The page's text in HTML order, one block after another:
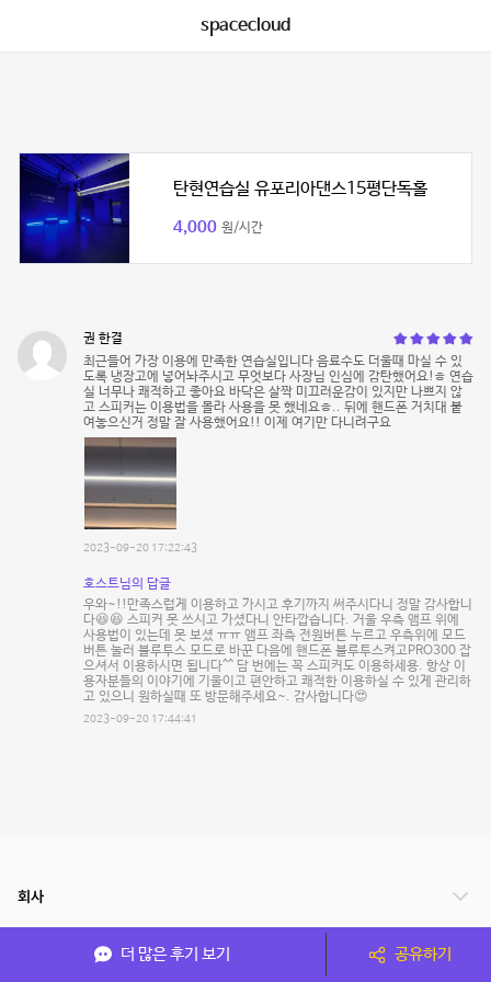
spacecloud
탄현연습실 유포리아댄스15평단독홀
4,000 원/시간
권 한결
최근들어 가장 이용에 만족한 연습실입니다 음료수도 더울때 마실 수 있
도록 냉장고에 넣어놔주시고 무엇보다 사장님 인심에 감탄했어요!ㅎ 연습
실 너무나 쾌적하고 좋아요 바닥은 살짝 미끄러운감이 있지만 나쁘지 않
고 스피커는 이용법을 몰라 사용을 못 했네요ㅎ.. 뒤에 핸드폰 거치대 붙
여놓으신거 정말 잘 사용했어요!! 이제 여기만 다니려구요
2023-09-20 17:22:43
호스트님의 답글
우와~!!만족스럽게 이용하고 가시고 후기까지 써주시다니 정말 감사합니
다😆😆 스피커 못 쓰시고 가셨다니 안타깝습니다. 거울 우측 앰프 위에
사용법이 있는데 못 보셨 ㅠㅠ 앰프 좌측 전원버튼 누르고 우측위에 모드
버튼 눌러 블루투스 모드로 바꾼 다음에 핸드폰 블루투스켜고PRO300 잡
으셔서 이용하시면 됩니다^^ 담 번에는 꼭 스피커도 이용하세용. 항상 이
용자분들의 이야기에 기울이고 편안하고 쾌적한 이용하실 수 있게 관리하
고 있으니 원하실때 또 방문해주세요~. 감사합니다😍
2023-09-20 17:44:41
더 많은 후기 보기 공유하기
회사